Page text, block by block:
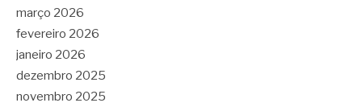
março 2026
fevereiro 2026
janeiro 2026
dezembro 2025
novembro 2025